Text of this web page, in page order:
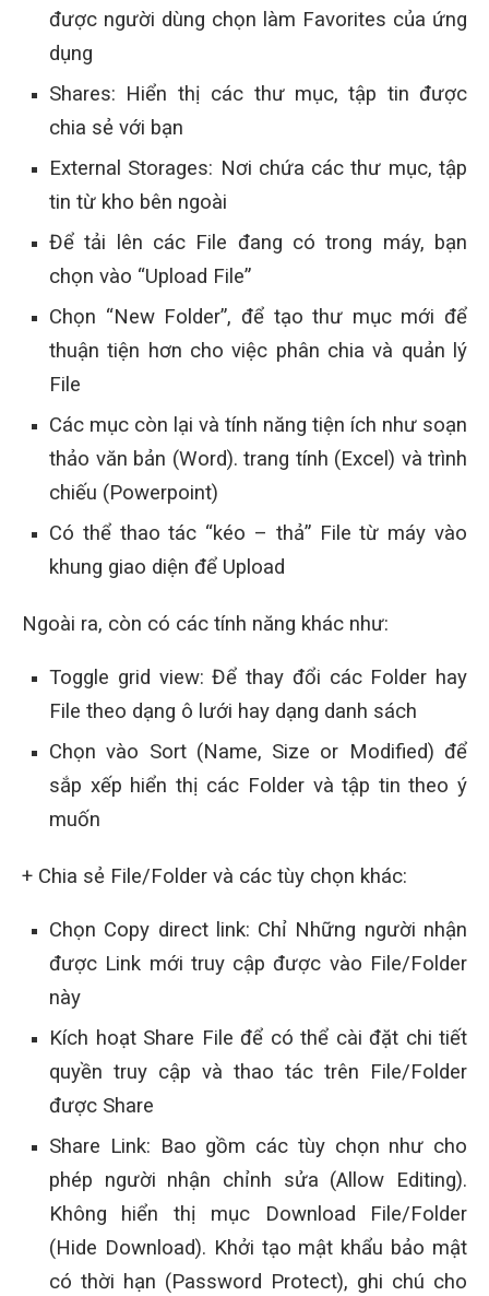
được người dùng chọn làm Favorites của ứng
dụng
Shares: Hiển thị các thư mục, tập tin được
chia sẻ với bạn
External Storages: Nơi chứa các thư mục, tập
tin từ kho bên ngoài
Để tải lên các File đang có trong máy, bạn
chọn vào “Upload File”
Chọn “New Folder”, để tạo thư mục mới để
thuận tiện hơn cho việc phân chia và quản lý
File
Các mục còn lại và tính năng tiện ích như soạn
thảo văn bản (Word). trang tính (Excel) và trình
chiếu (Powerpoint)
Có thể thao tác “kéo – thả” File từ máy vào
khung giao diện để Upload
Ngoài ra, còn có các tính năng khác như:
Toggle grid view: Để thay đổi các Folder hay
File theo dạng ô lưới hay dạng danh sách
Chọn vào Sort (Name, Size or Modified) để
sắp xếp hiển thị các Folder và tập tin theo ý
muốn
+ Chia sẻ File/Folder và các tùy chọn khác:
Chọn Copy direct link: Chỉ Những người nhận
được Link mới truy cập được vào File/Folder
này
Kích hoạt Share File để có thể cài đặt chi tiết
quyền truy cập và thao tác trên File/Folder
được Share
Share Link: Bao gồm các tùy chọn như cho
phép người nhận chỉnh sửa (Allow Editing).
Không hiển thị mục Download File/Folder
(Hide Download). Khởi tạo mật khẩu bảo mật
có thời hạn (Password Protect), ghi chú cho